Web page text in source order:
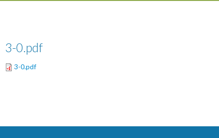
3-0.pdf
3-0.pdf